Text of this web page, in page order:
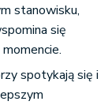
stanowisku,
się
spotykają się i